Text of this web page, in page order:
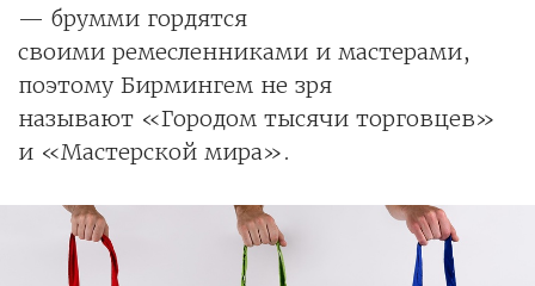
— брумми гордятся
своими ремесленниками и мастерами,
поэтому Бирмингем не зря
называют «Городом тысячи торговцев»
и «Мастерской мира».